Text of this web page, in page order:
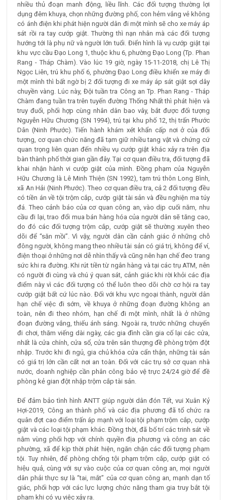
nhiều thủ đoạn manh động, liều lĩnh. Các đối tượng thường lợi
dụng đêm khuya, chọn những đường phố, con hẻm vắng vẻ không
có ánh điện khi phát hiện người dân đi một mình sẽ cho xe máy áp
sát rồi ra tay cướp giật. Thường thì nạn nhân mà các đối tượng
hướng tới là phụ nữ và người lớn tuổi. Điển hình là vụ cướp giật tại
khu vực cầu Đạo Long 1, thuộc khu 6, phường Đạo Long (Tp. Phan
Rang - Tháp Chàm). Vào lúc 19 giờ, ngày 15-11-2018, chị Lê Thị
Ngọc Liên, trú khu phố 6, phường Đạo Long điều khiển xe máy đi
một mình thì bất ngờ bị 2 đối tượng đi xe máy áp sát giật sợi dây
chuyền vàng. Lúc này, Đội tuần tra Công an Tp. Phan Rang - Tháp
Chàm đang tuần tra trên tuyến đường Thống Nhất thì phát hiện và
truy đuổi, phối hợp cùng nhân dân bao vây, bắt được đối tượng
Nguyễn Hữu Chương (SN 1994), trú tại khu phố 12, thị trấn Phước
Dân (Ninh Phước). Tiến hành khám xét khẩn cấp nơi ở của đối
tượng, cơ quan chức năng đã tạm giữ nhiều tang vật và chứng cứ
quan trọng liên quan đến nhiều vụ cướp giật khác xảy ra trên địa
bàn thành phố thời gian gần đây. Tại cơ quan điều tra, đối tượng đã
khai nhận hành vi cướp giật của mình. Đồng phạm của Nguyễn
Hữu Chương là Lê Minh Thiện (SN 1992), tạm trú thôn Long Bình,
xã An Hải (Ninh Phước). Theo cơ quan điều tra, cả 2 đối tượng đều
có tiền án về tội trộm cắp, cướp giật tài sản và đều nghiện ma túy
đá. Theo cảnh báo của cơ quan công an, vào dịp cuối năm, nhu
cầu đi lại, trao đổi mua bán hàng hóa của người dân sẽ tăng cao,
do đó các đối tượng trộm cắp, cướp giật sẽ thường xuyên theo
dõi để “săn mồi”. Vì vậy, người dân cần cảnh giác ở những chỗ
đông người, không mang theo nhiều tài sản có giá trị, không để ví,
điện thoại ở những nơi dễ nhìn thấy và cũng nên hạn chế đeo trang
sức khi ra đường. Khi rút tiền từ ngân hàng và tại các trụ ATM, nên
có người đi cùng và chú ý quan sát, cảnh giác khi rời khỏi các địa
điểm này vì các đối tượng có thể luôn theo dõi chờ cơ hội ra tay
cướp giật bất cứ lúc nào. Đối với khu vực ngoại thành, người dân
hạn chế việc đi sớm, về khuya ở những đoạn đường không an
toàn, nên đi theo nhóm, hạn chế đi một mình, nhất là ở những
đoạn đường vắng, thiếu ánh sáng. Ngoài ra, trước những chuyến
đi chơi, thăm viếng dài ngày, các gia đình cần gia cố lại các cửa,
nhất là cửa chính, cửa sổ, cửa trên sân thượng đề phòng trộm đột
nhập. Trước khi đi ngủ, gia chủ khóa cửa cẩn thận, những tài sản
có giá trị lớn cần cất nơi an toàn. Đối với các trụ sở cơ quan nhà
nước, doanh nghiệp cần phân công bảo vệ trực 24/24 giờ để đề
phòng kẻ gian đột nhập trộm cắp tài sản.
Để đảm bảo tình hình ANTT giúp người dân đón Tết, vui Xuân Kỷ
Hợi-2019, Công an thành phố và các địa phương đã tổ chức ra
quân đợt cao điểm trấn áp mạnh với loại tội phạm trộm cắp, cướp
giật và các loại tội phạm khác. Đồng thời, đã bố trí các trinh sát về
nằm vùng phối hợp với chính quyền địa phương và công an các
phường, xã để kịp thời phát hiện, ngăn chặn các đối tượng phạm
tội. Tuy nhiên, để phòng chống tội phạm trộm cắp, cướp giật có
hiệu quả, cùng với sự vào cuộc của cơ quan công an, mọi người
dân phải thực sự là “tai, mắt” của cơ quan công an, mạnh dạn tố
giác, phối hợp với các lực lượng chức năng tham gia truy bắt tội
phạm khi có vụ việc xảy ra.